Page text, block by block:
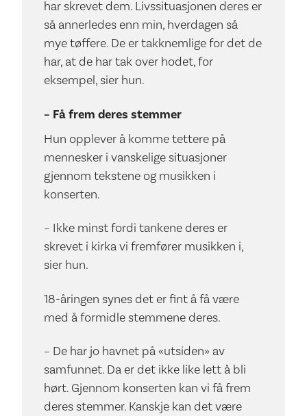
har skrevet dem. Livssituasjonen deres er
så annerledes enn min, hverdagen så
mye tøffere. De er takknemlige for det de
har, at de har tak over hodet, for
eksempel, sier hun.
– Få frem deres stemmer
Hun opplever å komme tettere på
mennesker i vanskelige situasjoner
gjennom tekstene og musikken i
konserten.
– Ikke minst fordi tankene deres er
skrevet i kirka vi fremfører musikken i,
sier hun.
18-åringen synes det er fint å få være
med å formidle stemmene deres.
– De har jo havnet på «utsiden» av
samfunnet. Da er det ikke like lett å bli
hørt. Gjennom konserten kan vi få frem
deres stemmer. Kanskje kan det være